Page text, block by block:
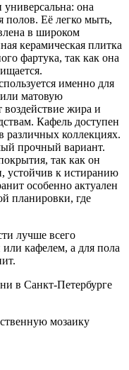
она
полов. Её легко мыть,
в широком
керамическая плитка
фартука, так как она
именно для
матовую
воздействие жира и
Кафель доступен
различных коллекциях.
прочный вариант.
так как он
устойчив к истиранию
особенно актуален
планировки, где
лучше всего
кафелем, а для пола
в Санкт-Петербурге
мозаику